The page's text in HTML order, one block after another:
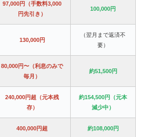
97,000円（手数料3,000
円先引き）
100,000円
130,000円
（翌月まで返済不
要）
80,000円〜（利息のみで
毎月）
約51,500円
240,000円超（元本残
存）
約154,500円（元本
減少中）
400,000円超 約108,000円